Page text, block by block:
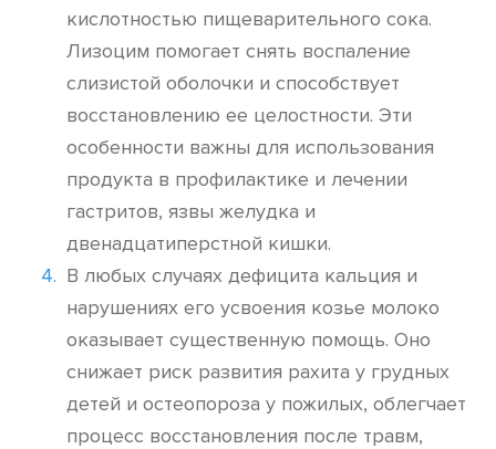
кислотностью пищеварительного сока.
Лизоцим помогает снять воспаление
слизистой оболочки и способствует
восстановлению ее целостности. Эти
особенности важны для использования
продукта в профилактике и лечении
гастритов, язвы желудка и
двенадцатиперстной кишки.
В любых случаях дефицита кальция и
нарушениях его усвоения козье молоко
оказывает существенную помощь. Оно
снижает риск развития рахита у грудных
детей и остеопороза у пожилых, облегчает
процесс восстановления после травм,